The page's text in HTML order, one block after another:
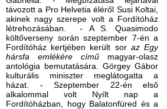
távozott a Pro Helvetia éléről Susi Koltai,
akinek nagy szerepe volt a Fordítóház
létrehozásában. - A S. Quasimodo
költőverseny során szeptember 7-én a
Fordítóház kert­jében került sor az Egy
hársfa emlékére című magyar-olasz
antológia bemutatására. Görgey Gábor
kultu­rális miniszter meglátogatta a
házat. - Szeptember 22-én első
alkalommal volt Nyílt nap a
Fordítóházban, hogy Balatonfüred és a